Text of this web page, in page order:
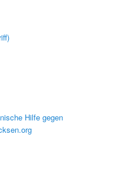
Hilfe gegen